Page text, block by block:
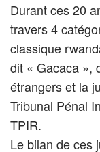
Durant ces 20
travers 4
classique
dit « Gacaca »,
étrangers et la
Tribunal Pénal
TPIR.
Le bilan de ces